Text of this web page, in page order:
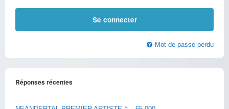
Mot de passe perdu
Réponses récentes